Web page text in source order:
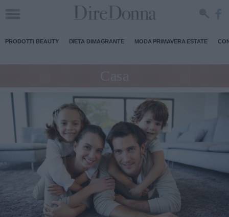
PRODOTTI BEAUTY DIETA DIMAGRANTE MODA PRIMAVERA ESTATE